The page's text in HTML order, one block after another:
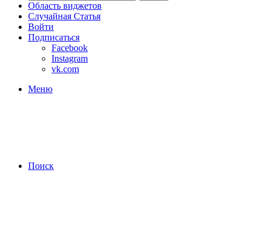
Область виджетов
Случайная Статья
Войти
Подписаться
Facebook
Instagram
vk.com
Меню
Поиск